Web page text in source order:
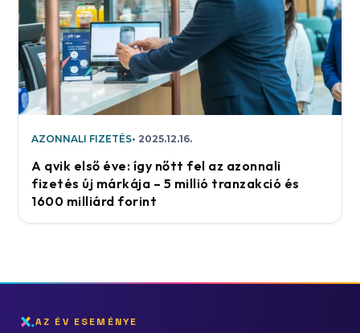
AZONNALI FIZETÉS 2025.12.16.
A qvik első éve: így nőtt fel az azonnali
fizetés új márkája – 5 millió tranzakció és
1600 milliárd forint
AZ ÉV ESEMÉNYE